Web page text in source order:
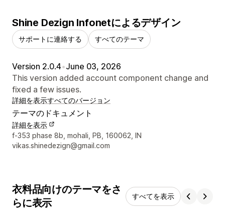
Shine Dezign Infonetによるデザイン
サポートに連絡する すべてのテーマ
Version 2.0.4•June 03, 2026
This version added account component change and
fixed a few issues.
詳細を表示すべてのバージョン
テーマのドキュメント
詳細を表示
デザイナーの連絡先情報
f-353 phase 8b, mohali, PB, 160062, IN
vikas.shinedezign@gmail.com
衣料品向けのテーマをさ
らに表示
すべてを表示